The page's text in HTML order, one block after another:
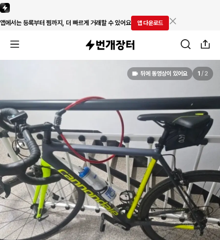
앱에서는 등록부터 찜까지, 더 빠르게 거래할 수 있어요 앱 다운로드
뒤에 동영상이 있어요 1 / 2